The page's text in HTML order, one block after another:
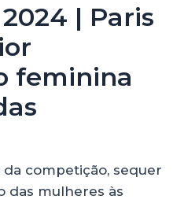
| Paris
feminina
competição, sequer
das mulheres às